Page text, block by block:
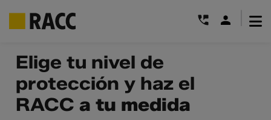
contenido
Elige tu nivel de
protección y haz el
RACC a tu medida